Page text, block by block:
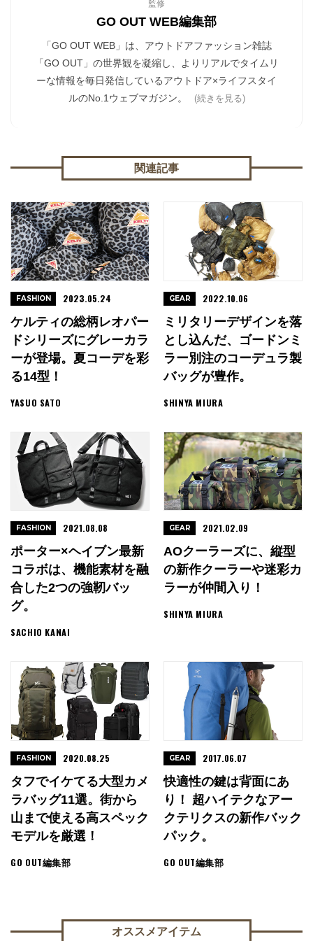
監修
GO OUT WEB編集部
「GO OUT WEB」は、アウトドアファッション雑誌
「GO OUT」の世界観を凝縮し、よりリアルでタイムリ
ーな情報を毎日発信しているアウトドア×ライフスタイ
ルのNo.1ウェブマガジン。
(続きを見る)
関連記事
ケルティの総柄レオパー
ドシリーズにグレーカラ
ーが登場。夏コーデを彩
る14型！
YASUO SATO
FASHION 2023.05.24
ミリタリーデザインを落
とし込んだ、ゴードンミ
ラー別注のコーデュラ製
バッグが豊作。
SHINYA MIURA
GEAR 2022.10.06
ポーター×ヘイブン最新
コラボは、機能素材を融
合した2つの強靭バッ
グ。
SACHIO KANAI
FASHION 2021.08.08
AOクーラーズに、縦型
の新作クーラーや迷彩カ
ラーが仲間入り！
SHINYA MIURA
GEAR 2021.02.09
タフでイケてる大型カメ
ラバッグ11選。街から
山まで使える高スペック
モデルを厳選！
GO OUT編集部
FASHION 2020.08.25
快適性の鍵は背面にあ
り！ 超ハイテクなアー
クテリクスの新作バック
パック。
GO OUT編集部
GEAR 2017.06.07
オススメアイテム